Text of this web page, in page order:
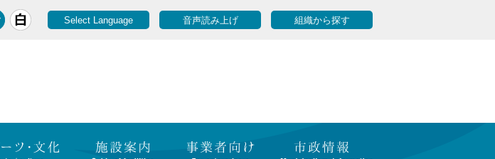
Select Language 音声読み上げ 組織から探す